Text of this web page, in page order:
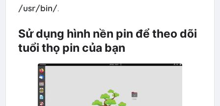
/usr/bin/.
Sử dụng hình nền pin để theo dõi
tuổi thọ pin của bạn